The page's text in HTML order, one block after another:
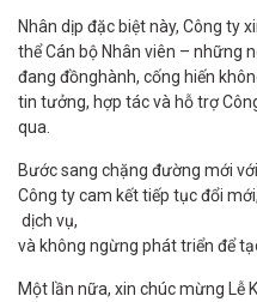
Nhân dịp đặc biệt này, Công ty
thể Cán bộ Nhân viên – những
đang đồnghành, cống hiến
tin tưởng, hợp tác và hỗ trợ
qua.
Bước sang chặng đường mới
Công ty cam kết tiếp tục đổi
dịch vụ,
và không ngừng phát triển để
Một lần nữa, xin chúc mừng Lễ